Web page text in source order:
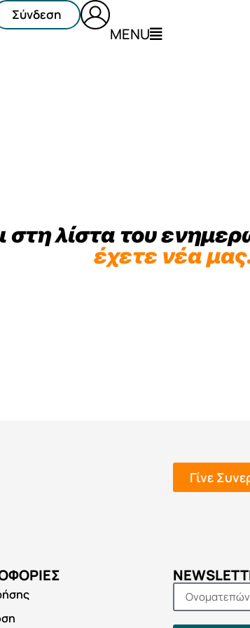
Σύνδεση
MENU
λίστα του
έχετε νέα
Γίνε